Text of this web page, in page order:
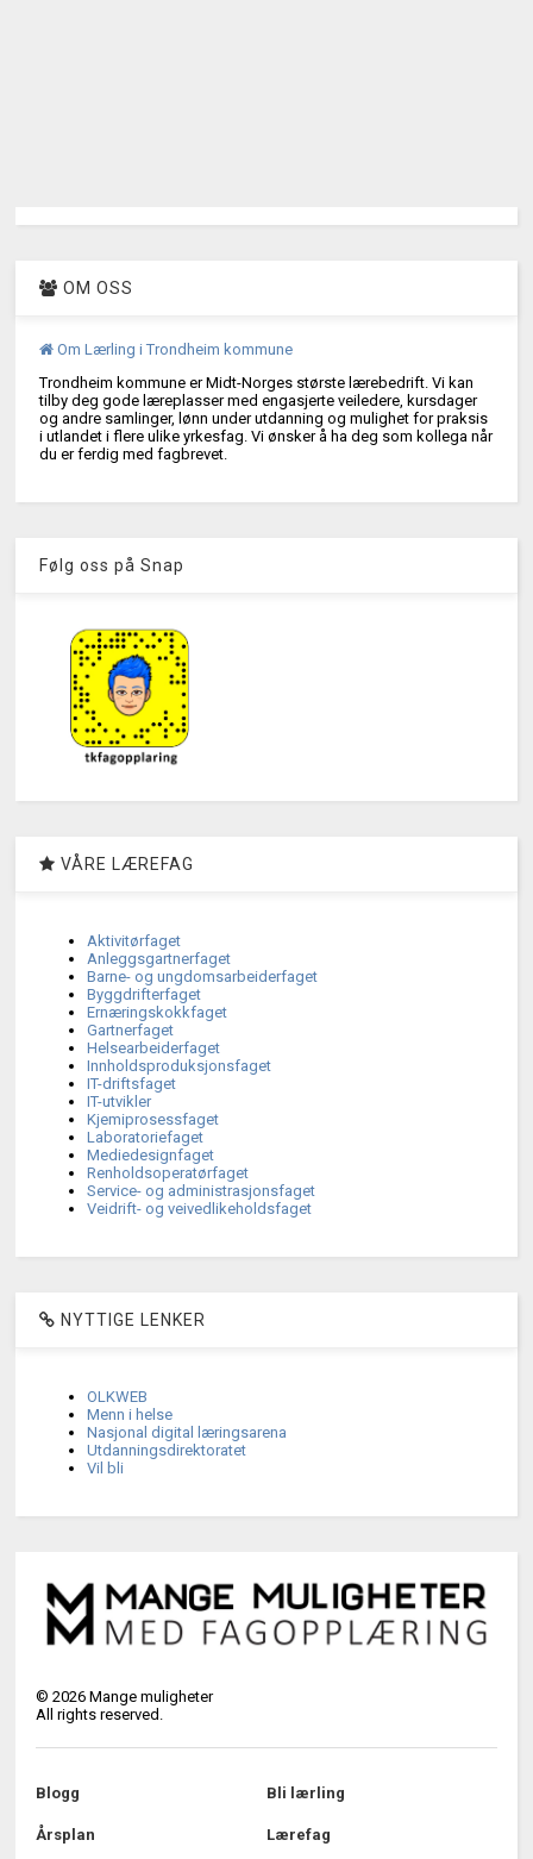
OM OSS
Om Lærling i Trondheim kommune
Trondheim kommune er Midt-Norges største lærebedrift. Vi kan
tilby deg gode læreplasser med engasjerte veiledere, kursdager
og andre samlinger, lønn under utdanning og mulighet for praksis
i utlandet i flere ulike yrkesfag. Vi ønsker å ha deg som kollega når
du er ferdig med fagbrevet.
Følg oss på Snap
VÅRE LÆREFAG
Aktivitørfaget
Anleggsgartnerfaget
Barne- og ungdomsarbeiderfaget
Byggdrifterfaget
Ernæringskokkfaget
Gartnerfaget
Helsearbeiderfaget
Innholdsproduksjonsfaget
IT-driftsfaget
IT-utvikler
Kjemiprosessfaget
Laboratoriefaget
Mediedesignfaget
Renholdsoperatørfaget
Service- og administrasjonsfaget
Veidrift- og veivedlikeholdsfaget
NYTTIGE LENKER
OLKWEB
Menn i helse
Nasjonal digital læringsarena
Utdanningsdirektoratet
Vil bli
©2026 Mange muligheter
All rights reserved.
Blogg Bli lærling
Årsplan Lærefag